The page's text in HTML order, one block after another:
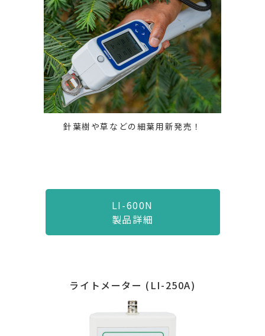
針葉樹や草などの細葉用新発売！
LI-600N
製品詳細
ライトメーター (LI-250A)